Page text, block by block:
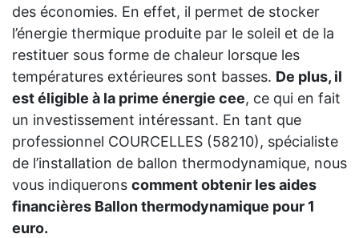
des économies. En effet, il permet de stocker
l’énergie thermique produite par le soleil et de la
restituer sous forme de chaleur lorsque les
températures extérieures sont basses. De plus, il
est éligible à la prime énergie cee, ce qui en fait
un investissement intéressant. En tant que
professionnel COURCELLES (58210), spécialiste
de l’installation de ballon thermodynamique, nous
vous indiquerons comment obtenir les aides
financières Ballon thermodynamique pour 1
euro.